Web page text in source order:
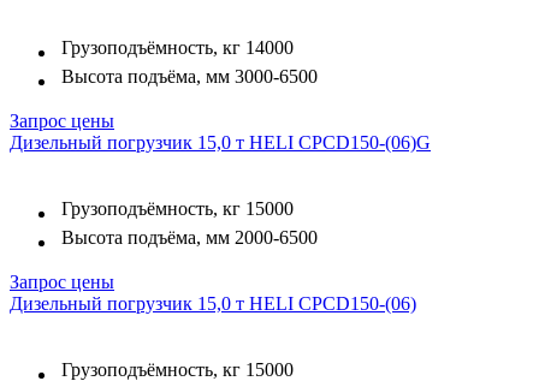
Грузоподъёмность, кг 14000
Высота подъёма, мм 3000-6500
Запрос цены
Дизельный погрузчик 15,0 т HELI CPCD150-(06)G
Грузоподъёмность, кг 15000
Высота подъёма, мм 2000-6500
Запрос цены
Дизельный погрузчик 15,0 т HELI CPCD150-(06)
Грузоподъёмность, кг 15000